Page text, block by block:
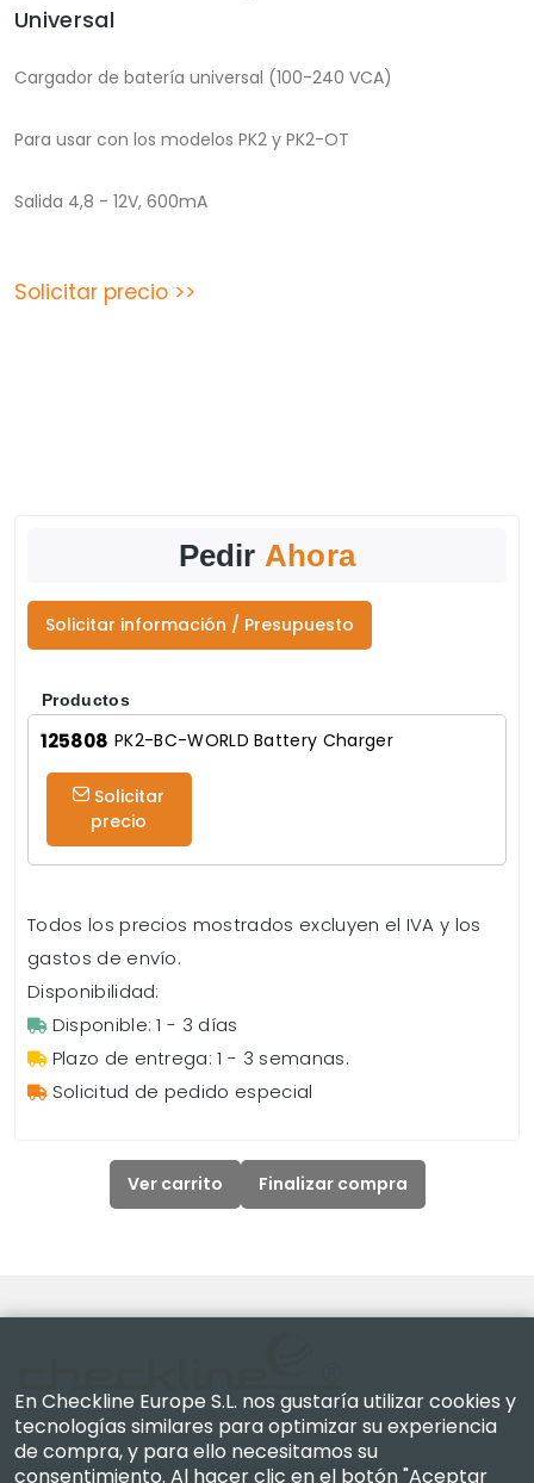
Universal
Cargador de batería universal (100-240 VCA)
Para usar con los modelos PK2 y PK2-OT
Salida 4,8 - 12V, 600mA
Solicitar precio >>
Pedir Ahora
Solicitar información / Presupuesto
Productos
125808 PK2-BC-WORLD Battery Charger
precio
Todos los precios mostrados excluyen el IVA y los
gastos de envío.
Disponibilidad:
Disponible: 1 - 3 días
Plazo de entrega: 1 - 3 semanas.
Solicitud de pedido especial
Ver carrito Finalizar compra
Checkline Europe S.L. — especialistas en el suministro,
En Checkline Europe S.L. nos gustaría utilizar cookies y
tecnologías similares para optimizar su experiencia
de compra, y para ello necesitamos su
consentimiento. Al hacer clic en el botón "Aceptar